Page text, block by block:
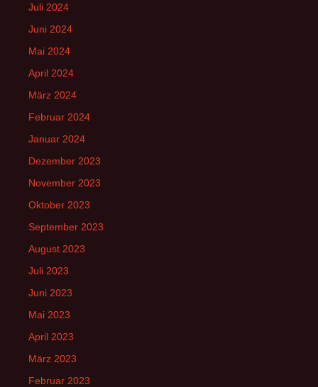
Juli 2024
Juni 2024
Mai 2024
April 2024
März 2024
Februar 2024
Januar 2024
Dezember 2023
November 2023
Oktober 2023
September 2023
August 2023
Juli 2023
Juni 2023
Mai 2023
April 2023
März 2023
Februar 2023